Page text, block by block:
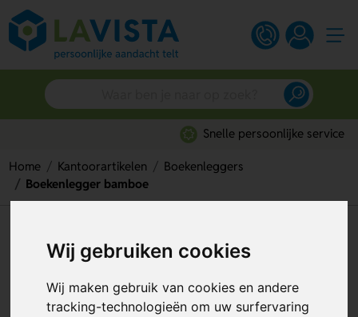
Wij gebruiken cookies
Wij maken gebruik van cookies en andere
tracking-technologieën om uw surfervaring
Snelle persoonlijke service
Home Kantoorartikelen
Boekenleggers
Boekenlegger bamboe
Boekenlegger bamboe
Artikelnummer: